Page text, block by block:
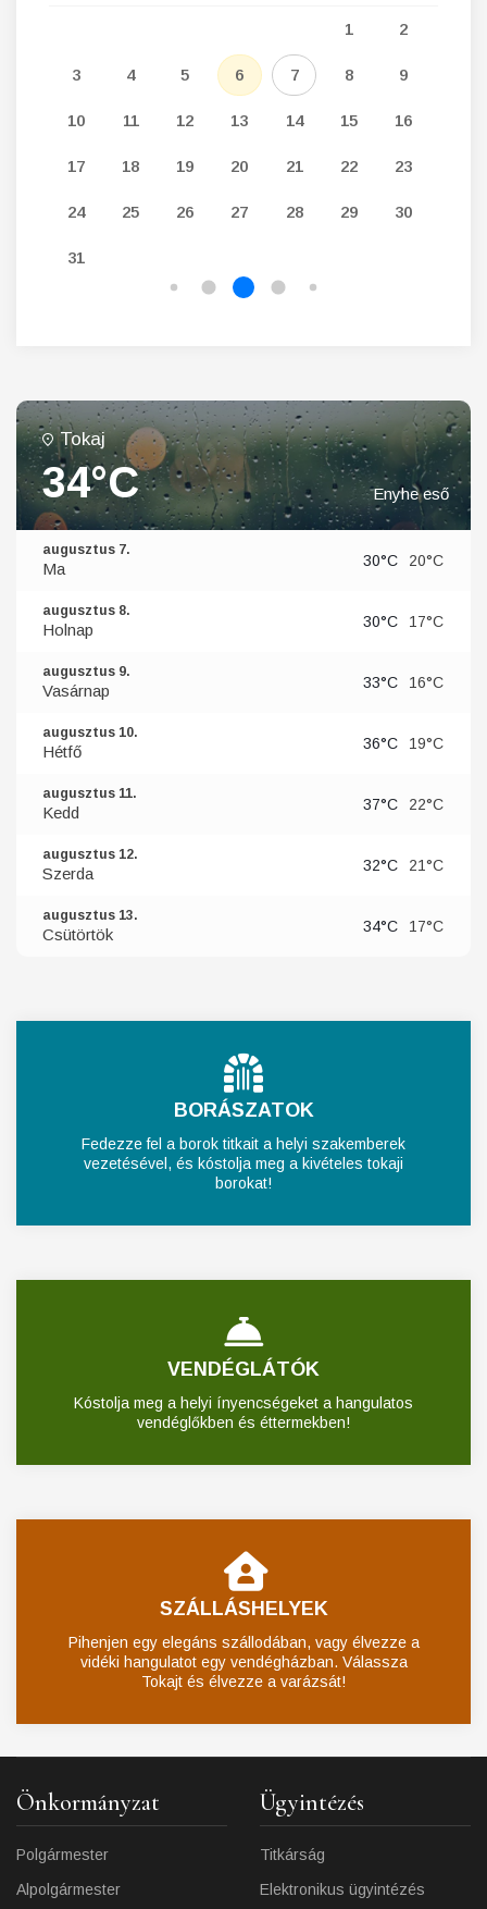
1 2
3 4 5 6 7 8 9
10 11 12 13 14 15 16
17 18 19 20 21 22 23
24 25 26 27 28 29 30
31
Tokaj
34°C Enyhe eső
augusztus 7.
Ma 30°C 20°C
augusztus 8.
Holnap 30°C 17°C
augusztus 9.
Vasárnap 33°C 16°C
augusztus 10.
Hétfő 36°C 19°C
augusztus 11.
Kedd 37°C 22°C
augusztus 12.
Szerda 32°C 21°C
augusztus 13.
Csütörtök 34°C 17°C
BORÁSZATOK
Fedezze fel a borok titkait a helyi szakemberek
vezetésével, és kóstolja meg a kivételes tokaji
borokat!
VENDÉGLÁTÓK
Kóstolja meg a helyi ínyencségeket a hangulatos
vendéglőkben és éttermekben!
SZÁLLÁSHELYEK
Pihenjen egy elegáns szállodában, vagy élvezze a
vidéki hangulatot egy vendégházban. Válassza
Tokajt és élvezze a varázsát!
Önkormányzat
Polgármester
Alpolgármester
Ügyintézés
Titkárság
Elektronikus ügyintézés